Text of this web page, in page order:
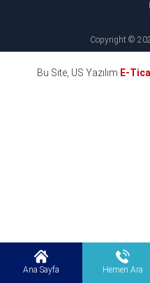
Ana Sayfa Hemen Ara
Copyright ©
Bu Site, US Yazılım E-